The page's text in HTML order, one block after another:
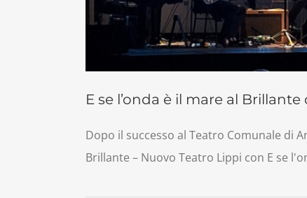
E se l’onda è il mare al
Dopo il successo al Teatro Comunale di
Brillante – Nuovo Teatro Lippi con E se